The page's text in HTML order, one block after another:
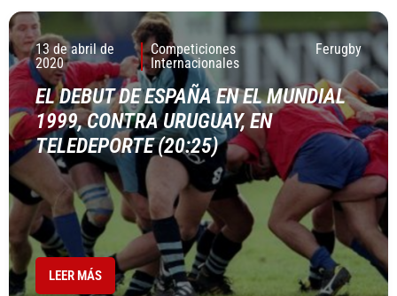
13 de abril de
2020
Competiciones
Internacionales
Ferugby
EL DEBUT DE ESPAÑA EN EL MUNDIAL
1999, CONTRA URUGUAY, EN
TELEDEPORTE (20:25)
LEER MÁS